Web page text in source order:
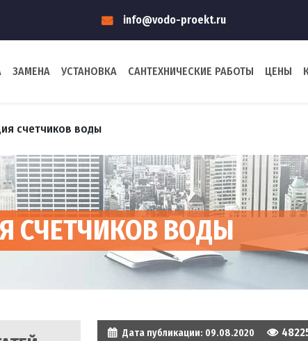
info@vodo-proekt.ru
ЗАМЕНА УСТАНОВКА САНТЕХНИЧЕСКИЕ РАБОТЫ ЦЕНЫ
счетчиков воды
СЧЕТЧИКОВ ВОДЫ
Дата публикации: 09.08.2020